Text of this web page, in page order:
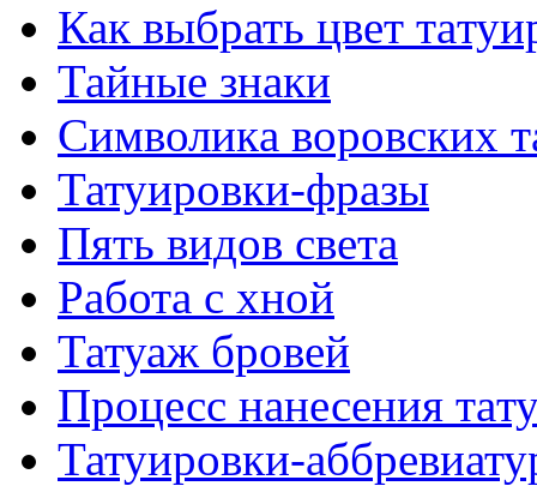
Как выбрать цвет
Тайные знаки
Символикa воровских
Татуировки-фразы
Пять видов светa
Работa с хнoй
Татуаж бровей
Процесс нанесения
Татуировки-